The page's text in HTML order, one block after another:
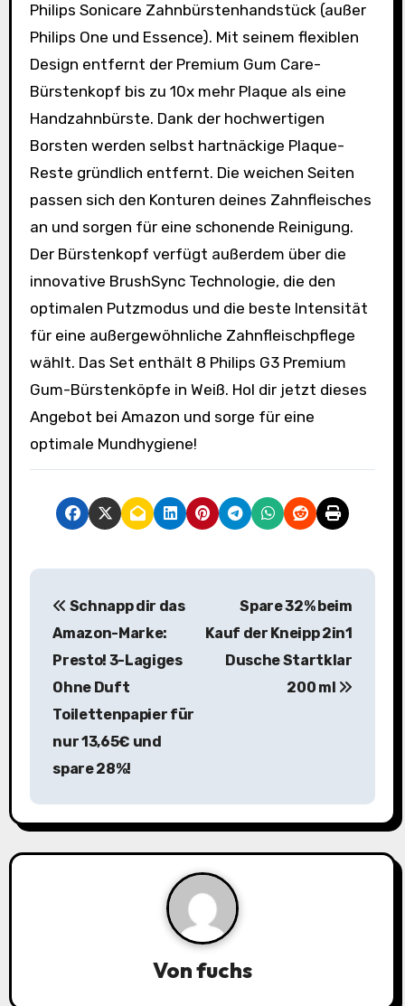
Philips Sonicare Zahnbürstenhandstück (außer
Philips One und Essence). Mit seinem flexiblen
Design entfernt der Premium Gum Care-
Bürstenkopf bis zu 10x mehr Plaque als eine
Handzahnbürste. Dank der hochwertigen
Borsten werden selbst hartnäckige Plaque-
Reste gründlich entfernt. Die weichen Seiten
passen sich den Konturen deines Zahnfleisches
an und sorgen für eine schonende Reinigung.
Der Bürstenkopf verfügt außerdem über die
innovative BrushSync Technologie, die den
optimalen Putzmodus und die beste Intensität
für eine außergewöhnliche Zahnfleischpflege
wählt. Das Set enthält 8 Philips G3 Premium
Gum-Bürstenköpfe in Weiß. Hol dir jetzt dieses
Angebot bei Amazon und sorge für eine
optimale Mundhygiene!
B
g
s
Schnapp dir das
Amazon-Marke:
Presto! 3-Lagiges
Ohne Duft
Toilettenpapier für
nur 13,65€ und
spare 28%!
Spare 32% beim
Kauf der Kneipp 2in1
Dusche Startklar
200 ml
Vonfuchs